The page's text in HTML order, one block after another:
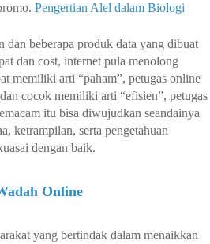
Pengertian Alel dalam Biologi
dan beberapa produk data yang dibuat
dan cost, internet pula menolong
memiliki arti “paham”, petugas online
cocok memiliki arti “efisien”, petugas
itu bisa diwujudkan seandainya
ketrampilan, serta pengetahuan
dengan baik.
Online
yang bertindak dalam menaikkan